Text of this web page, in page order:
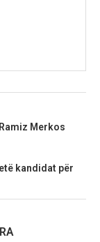
Merkos
kandidat për